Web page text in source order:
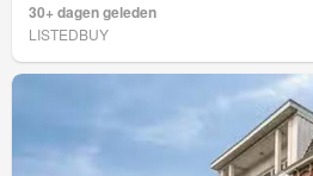
30+ dagen geleden
LISTEDBUY